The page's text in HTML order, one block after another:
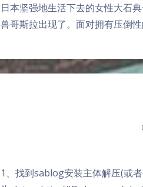
日本坚强地生活下去的女性大石
兽哥斯拉出现了。面对拥有压倒
1、找到sablog安装主体解压(或